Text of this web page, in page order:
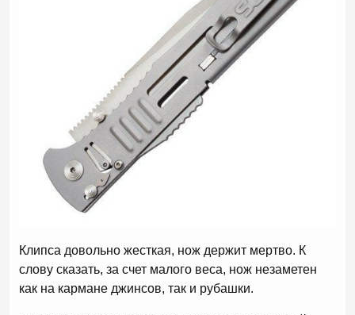
Клипса довольно жесткая, нож держит мертво. К
слову сказать, за счет малого веса, нож незаметен
как на кармане джинсов, так и рубашки.